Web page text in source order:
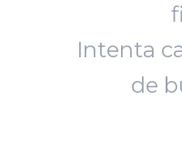
Intenta
de